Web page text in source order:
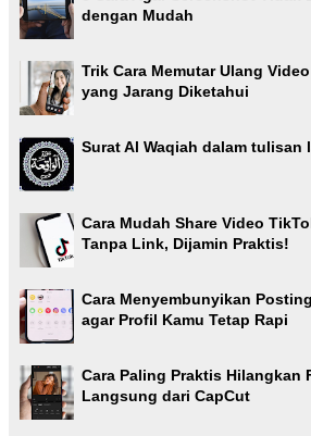
dengan Mudah
Trik Cara Memutar Ulang
yang Jarang Diketahui
Surat Al Waqiah dalam tulisan
Cara Mudah Share Video
Tanpa Link, Dijamin Praktis!
Cara Menyembunyikan
agar Profil Kamu Tetap Rapi
Cara Paling Praktis Hilangkan
Langsung dari CapCut